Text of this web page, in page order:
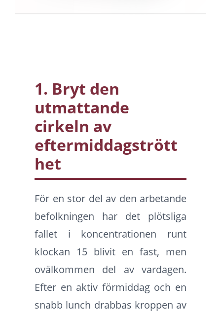
1. Bryt den
utmattande
cirkeln av
eftermiddagstrött
het
För en stor del av den arbetande
befolkningen har det plötsliga
fallet i koncentrationen runt
klockan 15 blivit en fast, men
ovälkommen del av vardagen.
Efter en aktiv förmiddag och en
snabb lunch drabbas kroppen av